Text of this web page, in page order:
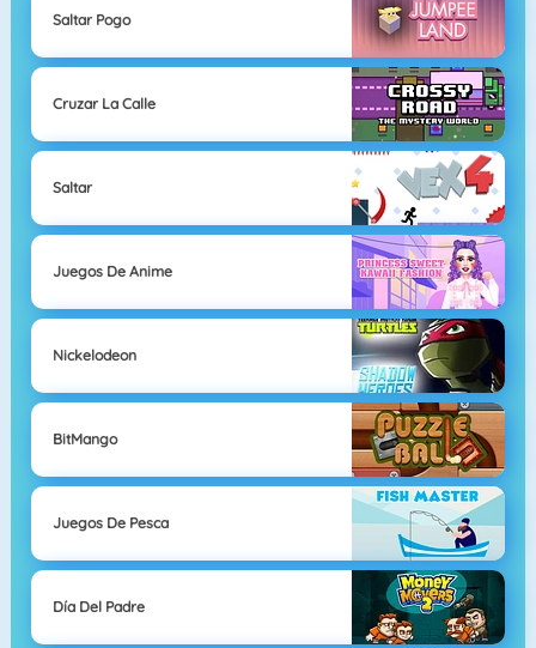
Saltar Pogo
Cruzar La Calle
Saltar
Juegos De Anime
Nickelodeon
BitMango
Juegos De Pesca
Día Del Padre